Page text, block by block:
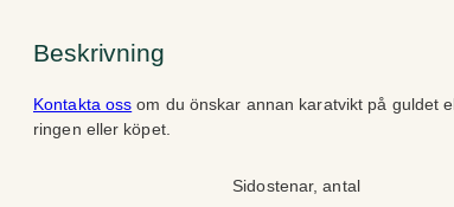
Beskrivning
Kontakta oss om du önskar annan karatvikt på guldet
ringen eller köpet.
Sidostenar, antal